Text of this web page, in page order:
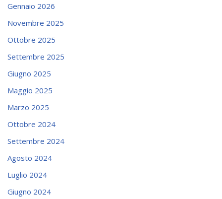
Gennaio 2026
Novembre 2025
Ottobre 2025
Settembre 2025
Giugno 2025
Maggio 2025
Marzo 2025
Ottobre 2024
Settembre 2024
Agosto 2024
Luglio 2024
Giugno 2024